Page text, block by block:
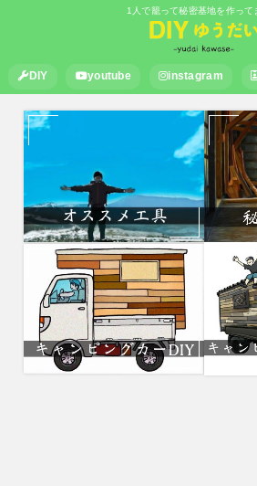
1人で籠って秘密基地を作って
DIY youtube instagram